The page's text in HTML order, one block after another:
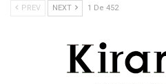
PREV NEXT 1 De 452